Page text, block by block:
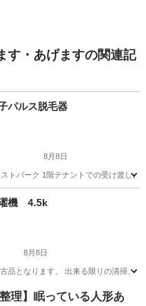
す・あげますの関連記
パルス脱毛器
8月8日
トパーク 1階テナントでの受け渡し
電
濯機 4.5k
8月8日
品となります。 出来る限りの清掃、
AQW
理】眠っている人形あ